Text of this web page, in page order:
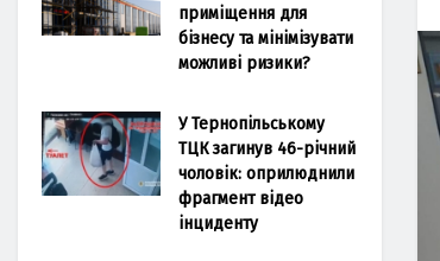
приміщення для
бізнесу та мінімізувати
можливі ризики?
У Тернопільському
ТЦК загинув 46-річний
чоловік: оприлюднили
фрагмент відео
інциденту